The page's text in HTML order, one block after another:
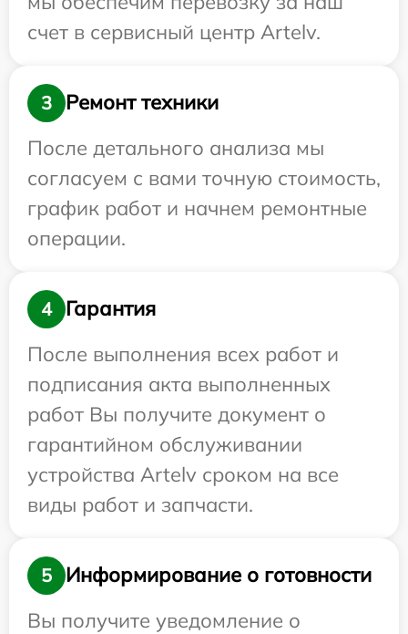
счет в сервисный центр Artelv.
3
Ремонт техники
После детального анализа мы
согласуем с вами точную стоимость,
график работ и начнем ремонтные
операции.
4
Гарантия
После выполнения всех работ и
подписания акта выполненных
работ Вы получите документ о
гарантийном обслуживании
устройства Artelv сроком на все
виды работ и запчасти.
5
Информирование о готовности
Вы получите уведомление о